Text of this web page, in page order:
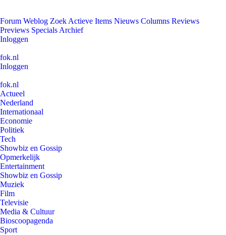
Forum Weblog Zoek Actieve Items Nieuws Columns Reviews
Previews Specials Archief
Inloggen
fok.nl
Inloggen
fok.nl
Actueel
Nederland
Internationaal
Economie
Politiek
Tech
Showbiz en Gossip
Opmerkelijk
Entertainment
Showbiz en Gossip
Muziek
Film
Televisie
Media & Cultuur
Bioscoopagenda
Sport